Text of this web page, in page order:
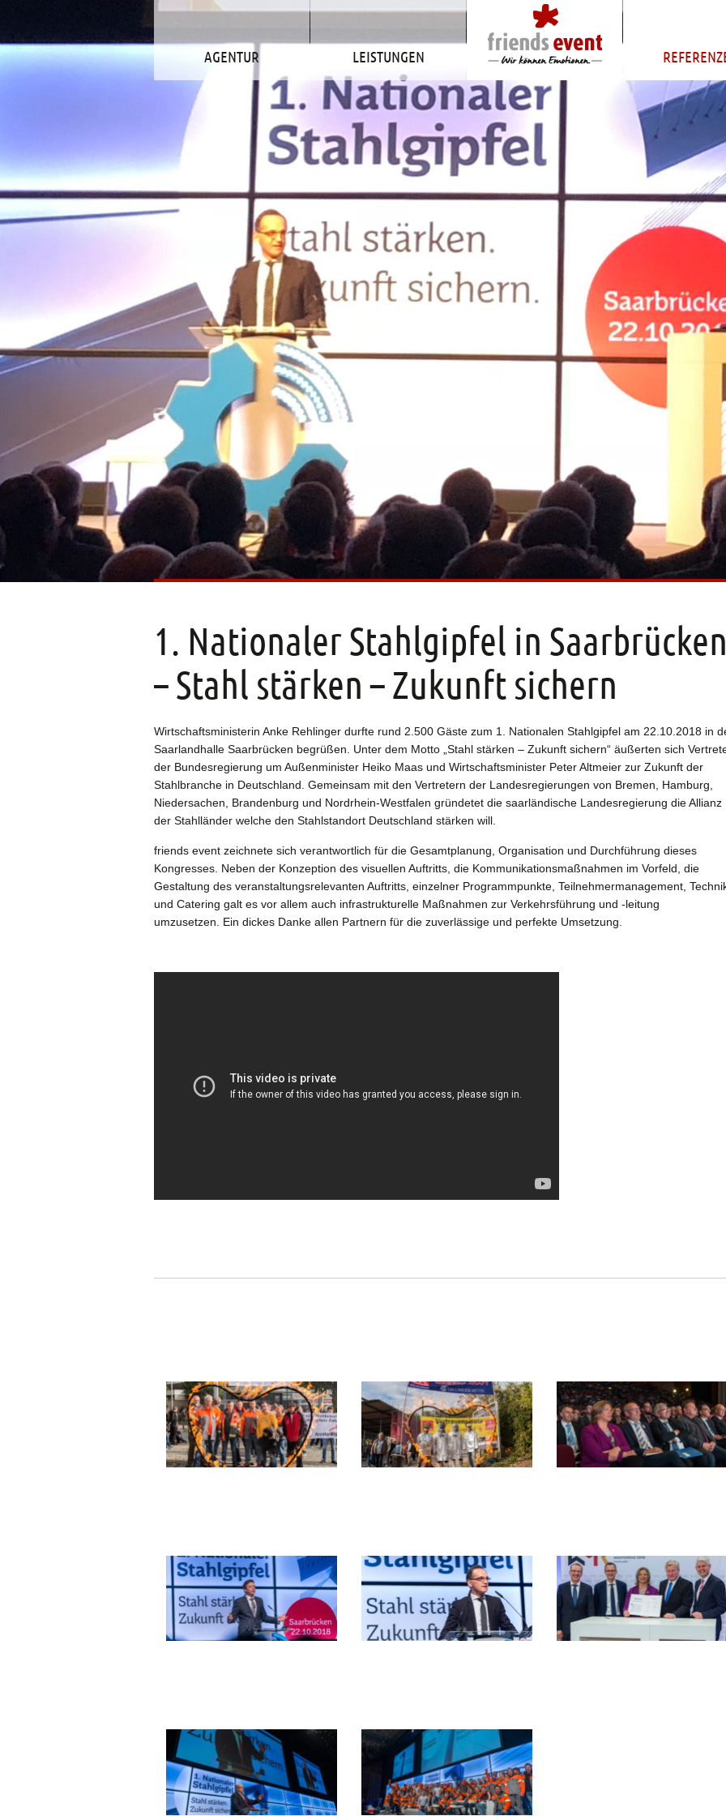
AGENTUR LEISTUNGEN
1. Nationaler Stahlgipfel in Saarbrücken
– Stahl stärken – Zukunft sichern
Wirtschaftsministerin Anke Rehlinger durfte rund 2.500 Gäste zum 1. Nationalen Stahlgipfel am 22.10.2018 in
Saarlandhalle Saarbrücken begrüßen. Unter dem Motto „Stahl stärken – Zukunft sichern“ äußerten sich
der Bundesregierung um Außenminister Heiko Maas und Wirtschaftsminister Peter Altmeier zur Zukunft der
Stahlbranche in Deutschland. Gemeinsam mit den Vertretern der Landesregierungen von Bremen, Hamburg,
Niedersachen, Brandenburg und Nordrhein-Westfalen gründetet die saarländische Landesregierung die Allianz
der Stahlländer welche den Stahlstandort Deutschland stärken will.
friends event zeichnete sich verantwortlich für die Gesamtplanung, Organisation und Durchführung dieses
Kongresses. Neben der Konzeption des visuellen Auftritts, die Kommunikationsmaßnahmen im Vorfeld, die
Gestaltung des veranstaltungsrelevanten Auftritts, einzelner Programmpunkte, Teilnehmermanagement,
und Catering galt es vor allem auch infrastrukturelle Maßnahmen zur Verkehrsführung und -leitung
umzusetzen. Ein dickes Danke allen Partnern für die zuverlässige und perfekte Umsetzung.